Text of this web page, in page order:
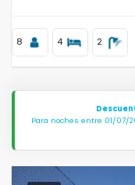
8 4 2
Para noches entre 01/07/